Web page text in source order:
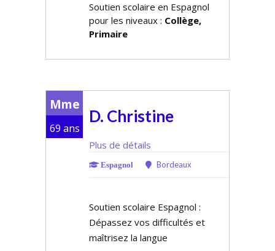
Soutien scolaire en Espagnol
pour les niveaux : Collège,
Primaire
Mme
69 ans
D. Christine
Plus de détails
Espagnol Bordeaux
Soutien scolaire Espagnol :
Dépassez vos difficultés et
maîtrisez la langue